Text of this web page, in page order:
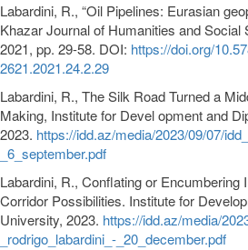
Labardini, R., “Oil Pipelines: Eurasian
Khazar Journal of Humanities and Social
2021, pp. 29-58. DOI: https://doi.org/
2621.2021.24.2.29
Labardini, R., The Silk Road Turned a
Making, Institute for Devel opment and
2023. https://idd.az/media/2023/09/07/
_6_september.pdf
Labardini, R., Conflating or Encumbering
Corridor Possibilities. Institute for
University, 2023. https://idd.az/media/
_rodrigo_labardini_-_20_december.pdf